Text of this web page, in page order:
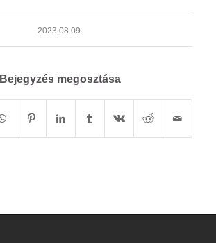
2023.08.09.
Bejegyzés megosztása